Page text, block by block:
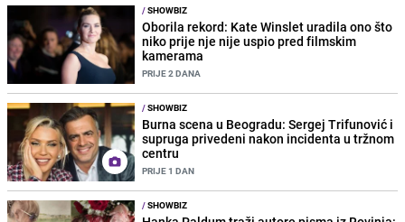
/SHOWBIZ
Oborila rekord: Kate Winslet uradila ono što
niko prije nje nije uspio pred filmskim
kamerama
PRIJE 2 DANA
/SHOWBIZ
Burna scena u Beogradu: Sergej Trifunović i
supruga privedeni nakon incidenta u tržnom
centru
PRIJE 1 DAN
/SHOWBIZ